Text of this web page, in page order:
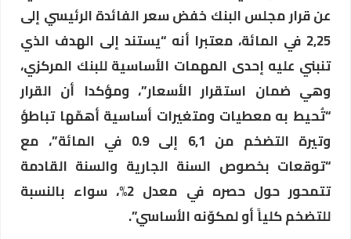
عن قرار مجلس البنك خفض سعر الفائدة الرئيسي إلى
2,25 في المائة، معتبرا أنه “يستند إلى الهدف الذي
تنبني عليه إحدى المهمات الأساسية للبنك المركزي،
وهي ضمان استقرار الأسعار”، ومؤكدا أن القرار
“تُحيط به معطيات ومتغيرات أساسية أهمّها تباطؤ
وتيرة التضخم من 6,1 إلى 0.9 في المائة”، مع
“توقعات بخصوص السنة الجارية والسنة القادمة
تتمحور حول حصره في معدل 2%، سواء بالنسبة
للتضخم كلياً أو لمكوّنه الأساسي”.